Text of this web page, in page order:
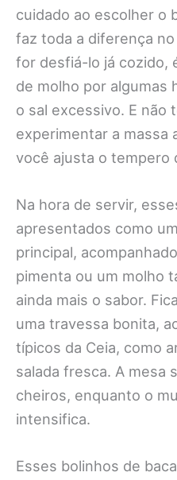
cuidado ao escolher o
faz toda a diferença
for desfiá-lo já cozido,
de molho por algumas
o sal excessivo. E não
experimentar a massa
você ajusta o tempero
Na hora de servir,
apresentados como
principal,
pimenta ou um molho
ainda mais o sabor.
uma travessa bonita,
típicos da Ceia, como
salada fresca. A mesa
cheiros, enquanto o
intensifica.
Esses bolinhos de